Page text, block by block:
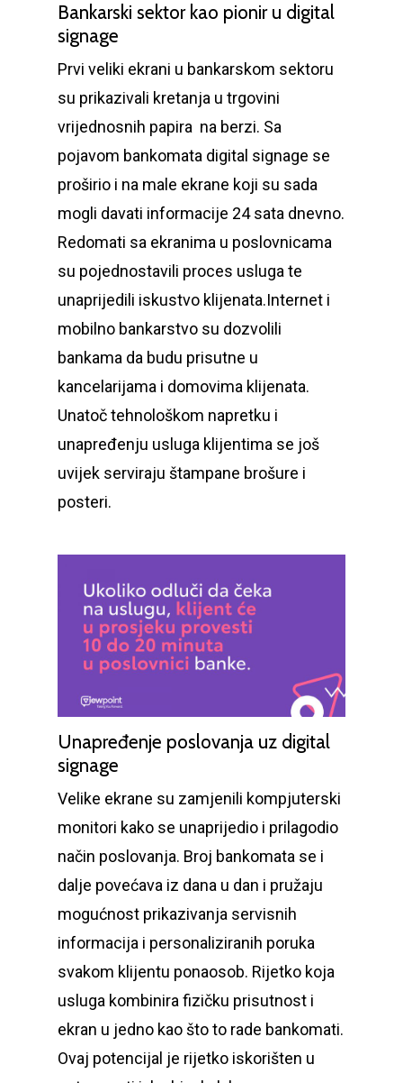
Bankarski sektor kao pionir u digital
signage
Prvi veliki ekrani u bankarskom sektoru
su prikazivali kretanja u trgovini
vrijednosnih papira na berzi. Sa
pojavom bankomata digital signage se
proširio i na male ekrane koji su sada
mogli davati informacije 24 sata dnevno.
Redomati sa ekranima u poslovnicama
su pojednostavili proces usluga te
unaprijedili iskustvo klijenata.Internet i
mobilno bankarstvo su dozvolili
bankama da budu prisutne u
kancelarijama i domovima klijenata.
Unatoč tehnološkom napretku i
unapređenju usluga klijentima se još
uvijek serviraju štampane brošure i
posteri.
Unapređenje poslovanja uz digital
signage
Velike ekrane su zamjenili kompjuterski
monitori kako se unaprijedio i prilagodio
način poslovanja. Broj bankomata se i
dalje povećava iz dana u dan i pružaju
mogućnost prikazivanja servisnih
informacija i personaliziranih poruka
svakom klijentu ponaosob. Rijetko koja
usluga kombinira fizičku prisutnost i
ekran u jedno kao što to rade bankomati.
Ovaj potencijal je rijetko iskorišten u